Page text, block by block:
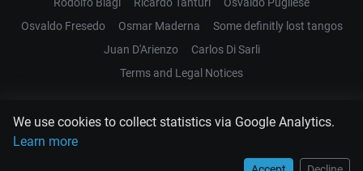
We use cookies to collect statistics via Google Analytics.
Learn more
Osvaldo Fresedo
Osmar Maderna
Some definitly lost tangos
Juan D'Arienzo
Carlos Di Sarli
Terms and Legal Notices
EL RECODO TANGO